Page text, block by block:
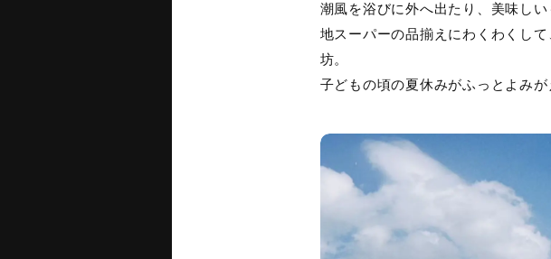
潮風を浴びに外へ出たり、美味し
地スーパーの品揃えにわくわくし
坊。
子どもの頃の夏休みがふっとよみが